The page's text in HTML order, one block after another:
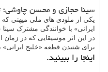
سینا حجازی و محسن چاوشی؛
یکی از ملودی های ملی میهنی که
ایرانی» با خوانندگی مشترک
در این اثر موسیقایی که در
برای شنیدن قطعه «خلیج
اینجا را ببینید.